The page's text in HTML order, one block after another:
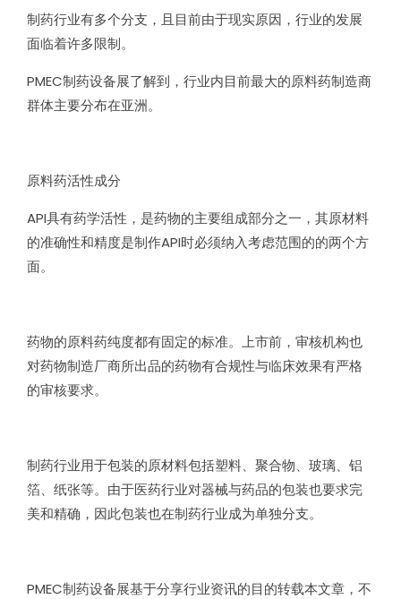
制药行业有多个分支，且目前由于现实原因，行业的发展
面临着许多限制。
PMEC制药设备展了解到，行业内目前最大的原料药制造商
群体主要分布在亚洲。
原料药活性成分
API具有药学活性，是药物的主要组成部分之一，其原材料
的准确性和精度是制作API时必须纳入考虑范围的的两个方
面。
药物的原料药纯度都有固定的标准。上市前，审核机构也
对药物制造厂商所出品的药物有合规性与临床效果有严格
的审核要求。
制药行业用于包装的原材料包括塑料、聚合物、玻璃、铝
箔、纸张等。由于医药行业对器械与药品的包装也要求完
美和精确，因此包装也在制药行业成为单独分支。
PMEC制药设备展基于分享行业资讯的目的转载本文章，不